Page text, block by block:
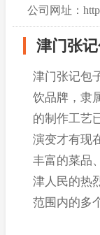
公司网址：
津门张
津门张记包
饮品牌，隶
的制作工艺
演变才有现
丰富的菜品
津人民的热
范围内的多